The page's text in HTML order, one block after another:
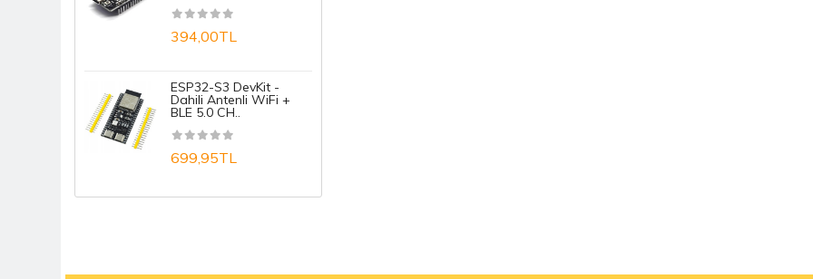
394,00TL
ESP32-S3 DevKit -
Dahili Antenli WiFi +
BLE 5.0 CH..
699,95TL